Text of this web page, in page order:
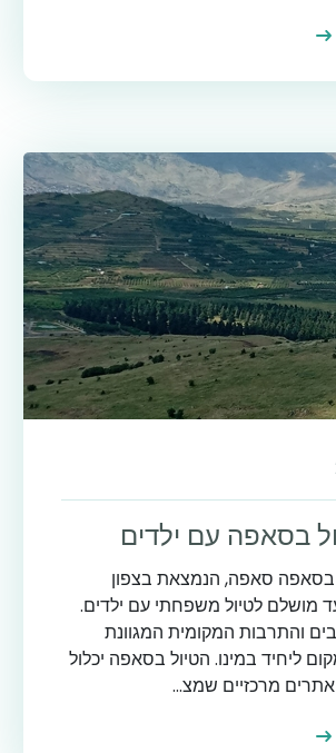
בסאפה עם ילדים
סאפה, הנמצאת בצפון
מושלם לטיול משפחתי עם ילדים.
והתרבות המקומית המגוונת
ליחיד במינו. הטיול בסאפה יכלול
מרכזיים שמצ...